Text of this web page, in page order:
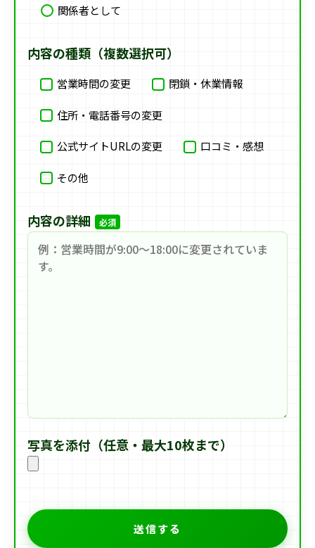
関係者として
内容の種類（複数選択可）
営業時間の変更 閉鎖・休業情報
住所・電話番号の変更
公式サイトURLの変更 口コミ・感想
その他
内容の詳細 必須
写真を添付（任意・最大10枚まで）